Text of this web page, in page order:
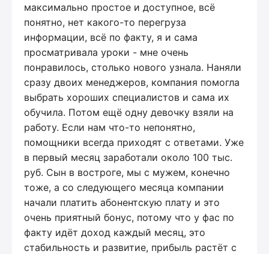
максимально простое и доступное, всё
понятно, нет какого-то перегруза
информации, всё по факту, я и сама
просматривала уроки - мне очень
понравилось, столько нового узнала. Наняли
сразу двоих менеджеров, компания помогла
выбрать хороших специалистов и сама их
обучила. Потом ещё одну девочку взяли на
работу. Если нам что-то непонятно,
помощники всегда приходят с ответами. Уже
в первый месяц заработали около 100 тыс.
руб. Сын в востроге, мы с мужем, конечно
тоже, а со следующего месяца компании
начали платить абонентскую плату и это
очень приятный бонус, потому что у фас по
факту идёт доход каждый месяц, это
стабильность и развитие, прибыль растёт с